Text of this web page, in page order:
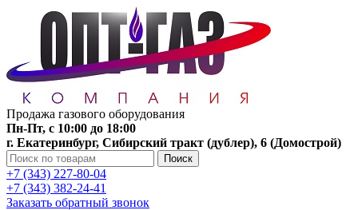
Продажа газового оборудования
Пн-Пт, с 10:00 до 18:00
г. Екатеринбург, Сибирский тракт (дублер), 6 (Домострой)
Поиск
+7 (343) 227-80-04
+7 (343) 382-24-41
Заказать обратный звонок